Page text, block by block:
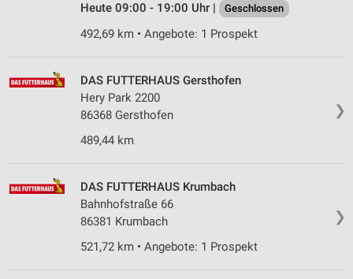
Heute 09:00 - 19:00 Uhr |
Geschlossen
492,69 km • Angebote: 1 Prospekt
❯
DAS FUTTERHAUS Gersthofen
Hery Park 2200
86368 Gersthofen
489,44 km
❯
DAS FUTTERHAUS Krumbach
Bahnhofstraße 66
86381 Krumbach
521,72 km • Angebote: 1 Prospekt